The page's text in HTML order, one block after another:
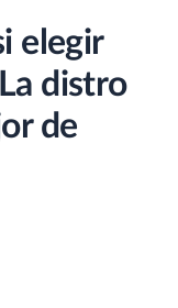
elegir
distro
de